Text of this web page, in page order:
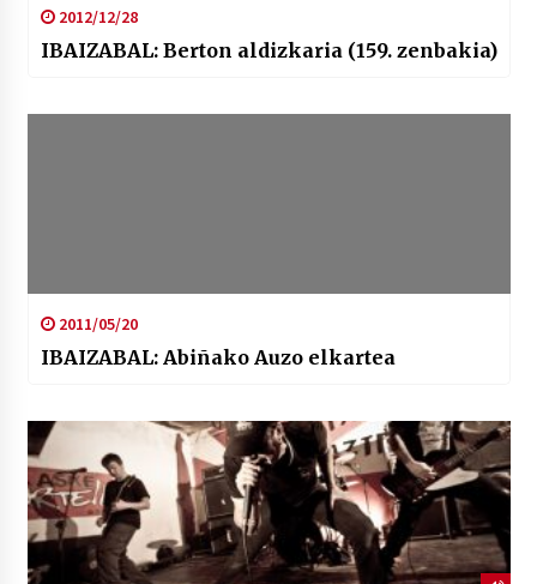
2012/12/28
IBAIZABAL: Berton aldizkaria (159. zenbakia)
2011/05/20
IBAIZABAL: Abiñako Auzo elkartea